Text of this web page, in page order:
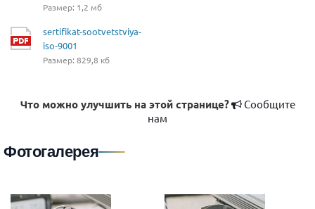
Размер: 1,2 мб
sertifikat-sootvetstviya-
iso-9001
Размер: 829,8 кб
Что можно улучшить на этой странице?
Сообщите
нам
Фотогалерея